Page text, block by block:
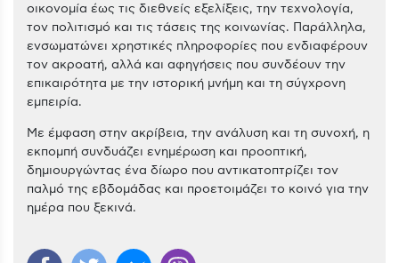
οικονομία έως τις διεθνείς εξελίξεις, την τεχνολογία,
τον πολιτισμό και τις τάσεις της κοινωνίας. Παράλληλα,
ενσωματώνει χρηστικές πληροφορίες που ενδιαφέρουν
τον ακροατή, αλλά και αφηγήσεις που συνδέουν την
επικαιρότητα με την ιστορική μνήμη και τη σύγχρονη
εμπειρία.
Με έμφαση στην ακρίβεια, την ανάλυση και τη συνοχή, η
εκπομπή συνδυάζει ενημέρωση και προοπτική,
δημιουργώντας ένα δίωρο που αντικατοπτρίζει τον
παλμό της εβδομάδας και προετοιμάζει το κοινό για την
ημέρα που ξεκινά.